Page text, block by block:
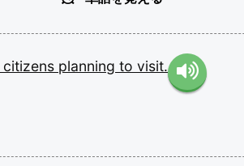
citizens planning to visit.